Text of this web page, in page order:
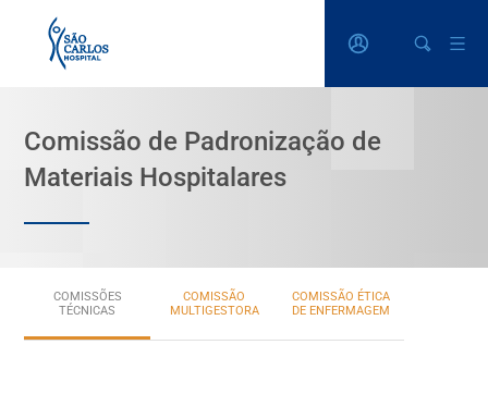
Comissão de Padronização de
Materiais Hospitalares
COMISSÕES
TÉCNICAS
COMISSÃO
MULTIGESTORA
COMISSÃO ÉTICA
DE ENFERMAGEM